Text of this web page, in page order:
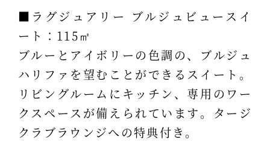
■ラグジュアリー ブルジュビュースイ
ート：115㎡
ブルーとアイボリーの色調の、ブルジュ
ハリファを望むことができるスイート。
リビングルームにキッチン、専用のワー
クスペースが備えられています。タージ
クラブラウンジへの特典付き。